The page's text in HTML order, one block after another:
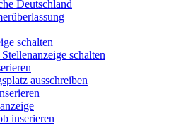
Deutschland
schalten
schalten
ausschreiben
inserieren